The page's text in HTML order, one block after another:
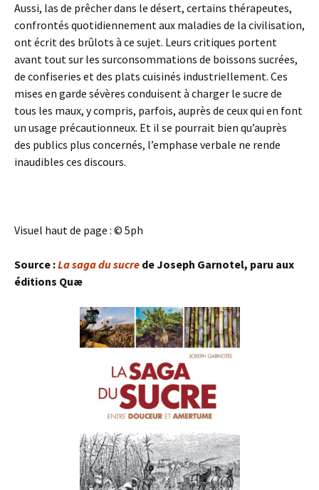
Aussi, las de prêcher dans le désert, certains thérapeutes,
confrontés quotidiennement aux maladies de la civilisation,
ont écrit des brûlots à ce sujet. Leurs critiques portent
avant tout sur les surconsommations de boissons sucrées,
de confiseries et des plats cuisinés industriellement. Ces
mises en garde sévères conduisent à charger le sucre de
tous les maux, y compris, parfois, auprès de ceux qui en font
un usage précautionneux. Et il se pourrait bien qu’auprès
des publics plus concernés, l’emphase verbale ne rende
inaudibles ces discours.
Visuel haut de page : © 5ph
Source :La saga du sucre deJoseph Garnotel, paru aux
éditions Quæ